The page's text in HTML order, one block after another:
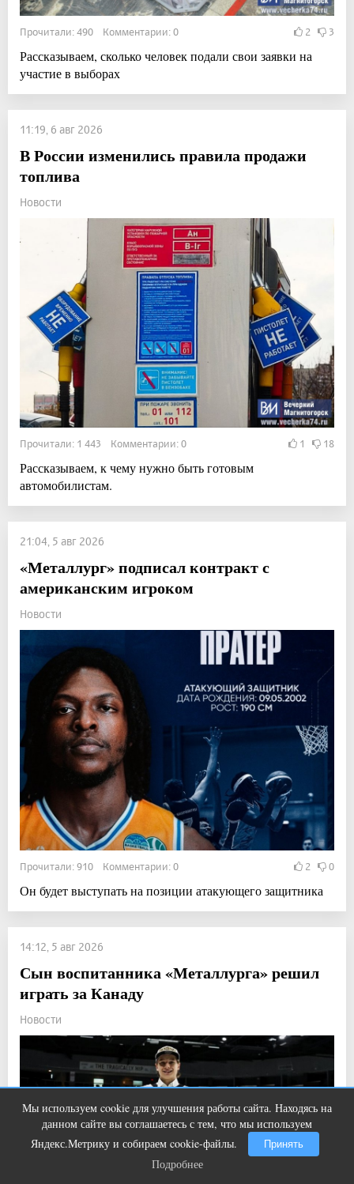
Прочитали: 490 Комментарии: 0 2 3
Рассказываем, сколько человек подали свои заявки на
участие в выборах
11:19, 6 авг 2026
В России изменились правила продажи
топлива
Новости
Прочитали: 1 443 Комментарии: 0 1 18
Рассказываем, к чему нужно быть готовым
автомобилистам.
21:04, 5 авг 2026
«Металлург» подписал контракт с
американским игроком
Новости
Прочитали: 910 Комментарии: 0 2 0
Он будет выступать на позиции атакующего защитника
14:12, 5 авг 2026
Сын воспитанника «Металлурга» решил
играть за Канаду
Новости
Мы используем cookie для улучшения работы сайта. Находясь на
данном сайте вы соглашаетесь с тем, что мы используем
Яндекс.Метрику и собираем cookie-файлы.
Принять
Подробнее
Этот танец невесты оставит вас без
слов! Пересмотрела 10 раз
Подробнее